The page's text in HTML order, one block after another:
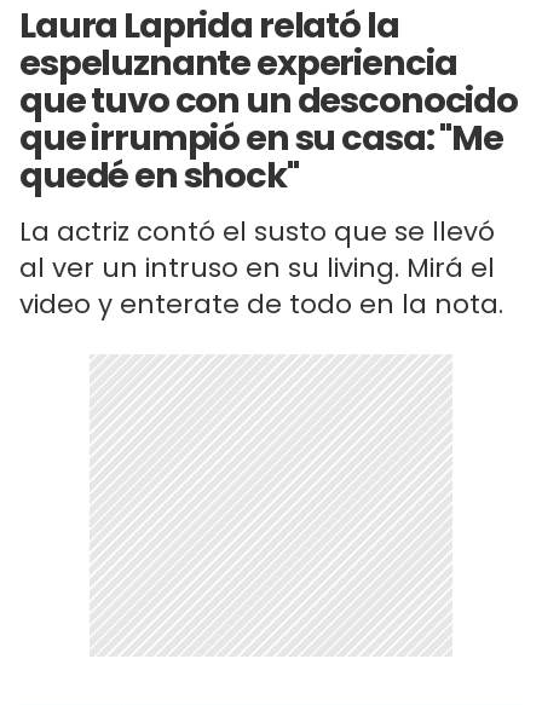
Laura Laprida relató la
espeluznante experiencia
que tuvo con un desconocido
que irrumpió en su casa: "Me
quedé en shock"
La actriz contó el susto que se llevó
al ver un intruso en su living. Mirá el
video y enterate de todo en la nota.